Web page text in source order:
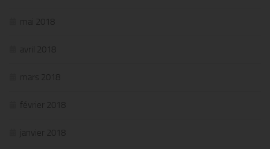
mai 2018
avril 2018
mars 2018
février 2018
janvier 2018